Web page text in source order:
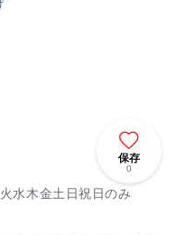
保存
0
水木金土日祝日のみ